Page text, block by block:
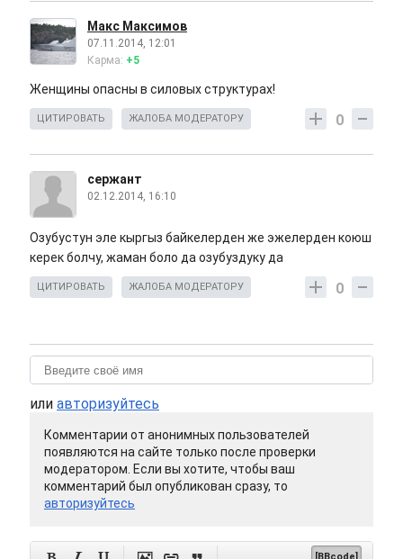
Макс Максимов
07.11.2014, 12:01
Карма: +5
Женщины опасны в силовых структурах!
0
ЦИТИРОВАТЬ ЖАЛОБА МОДЕРАТОРУ
сержант
02.12.2014, 16:10
Озубустун эле кыргыз байкелерден же эжелерден коюш
керек болчу, жаман боло да озубуздуку да
0
ЦИТИРОВАТЬ ЖАЛОБА МОДЕРАТОРУ
или авторизуйтесь
Комментарии от анонимных пользователей
появляются на сайте только после проверки
модератором. Если вы хотите, чтобы ваш
комментарий был опубликован сразу, то
авторизуйтесь